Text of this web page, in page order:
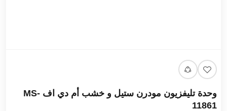
وحدة تليفزيون مودرن ستيل و خشب أم دي اف MS-
11861